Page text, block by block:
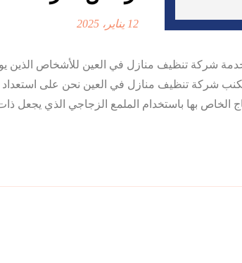
12 يناير، 2025
شركة تنظيف منازل في العين للأشخاص الذين
شركة تنظيف منازل في العين نحن على
الخاص بها باستخدام الملمع الزجاجي الذي يجعل